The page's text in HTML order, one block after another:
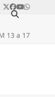
Twitter
Facebook
YouTube
Whatsapp
13 a 17